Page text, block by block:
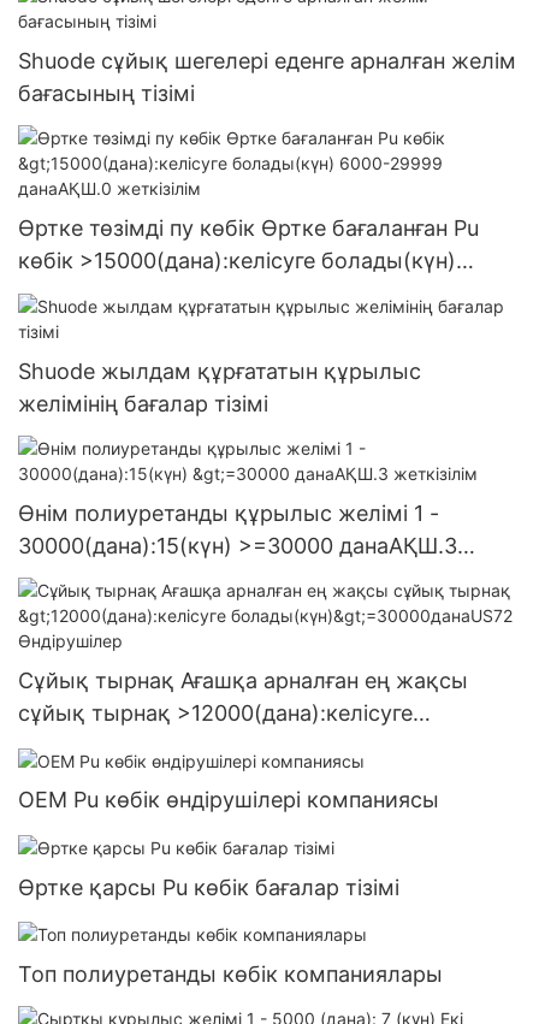
Shuode сұйық шегелері еденге арналған желім
бағасының тізімі
Өртке төзімді пу көбік Өртке бағаланған Pu
көбік >15000(дана):келісуге болады(күн)
6000-29999 данаАҚШ.0 жеткізілім
Shuode жылдам құрғататын құрылыс
желімінің бағалар тізімі
Өнім полиуретанды құрылыс желімі 1 -
30000(дана):15(күн) >=30000 данаАҚШ.3
жеткізілім
Сұйық тырнақ Ағашқа арналған ең жақсы
сұйық тырнақ >12000(дана):келісуге
болады(күн)>=30000данаUS72 Өндірушілер
OEM Pu көбік өндірушілері компаниясы
Өртке қарсы Pu көбік бағалар тізімі
Топ полиуретанды көбік компаниялары